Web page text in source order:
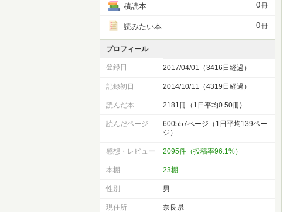
積読本 0冊
読みたい本 0冊
プロフィール
登録日 2017/04/01（3416日経過）
記録初日 2014/10/11（4319日経過）
読んだ本 2181冊（1日平均0.50冊)
読んだページ
600557ページ（1日平均139ペー
ジ）
感想・レビュー 2095件（投稿率96.1%）
本棚 23棚
性別 男
現住所 奈良県